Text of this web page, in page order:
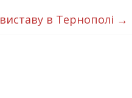
в Тернополі →